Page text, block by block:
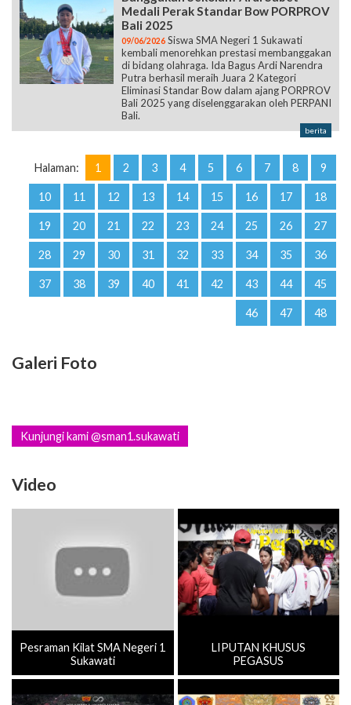
Medali Perak Standar Bow PORPROV
Bali 2025
09/06/2026 Siswa SMA Negeri 1 Sukawati
kembali menorehkan prestasi membanggakan
di bidang olahraga. Ida Bagus Ardi Narendra
Putra berhasil meraih Juara 2 Kategori
Eliminasi Standar Bow dalam ajang PORPROV
Bali 2025 yang diselenggarakan oleh PERPANI
Bali.
berita
Halaman: 1 2 3 4 5 6 7 8 9
10 11 12 13 14 15 16 17 18
19 20 21 22 23 24 25 26 27
28 29 30 31 32 33 34 35 36
37 38 39 40 41 42 43 44 45
46 47 48
Galeri Foto
Kunjungi kami @sman1.sukawati
Video
Pesraman Kilat SMA Negeri 1
Sukawati
LIPUTAN KHUSUS
PEGASUS